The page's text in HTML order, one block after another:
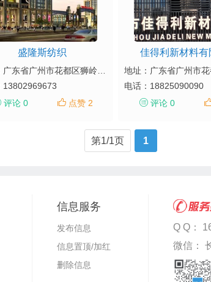
盛隆斯纺织
13802969673
评论 0
点赞 2
佳得利新材料有
电话： 18825090090
评论 0
第1/1页 1
信息服务
发布信息
信息置顶/加红
删除信息
Q Q：
微信：